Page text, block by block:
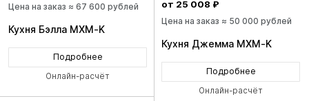
Цена на заказ ≈ 67 600 рублей
Кухня Бэлла MXM-K
Подробнее
Онлайн-расчёт
от 25 008 ₽
Цена на заказ ≈ 50 000 рублей
Кухня Джемма MXM-K
Подробнее
Онлайн-расчёт